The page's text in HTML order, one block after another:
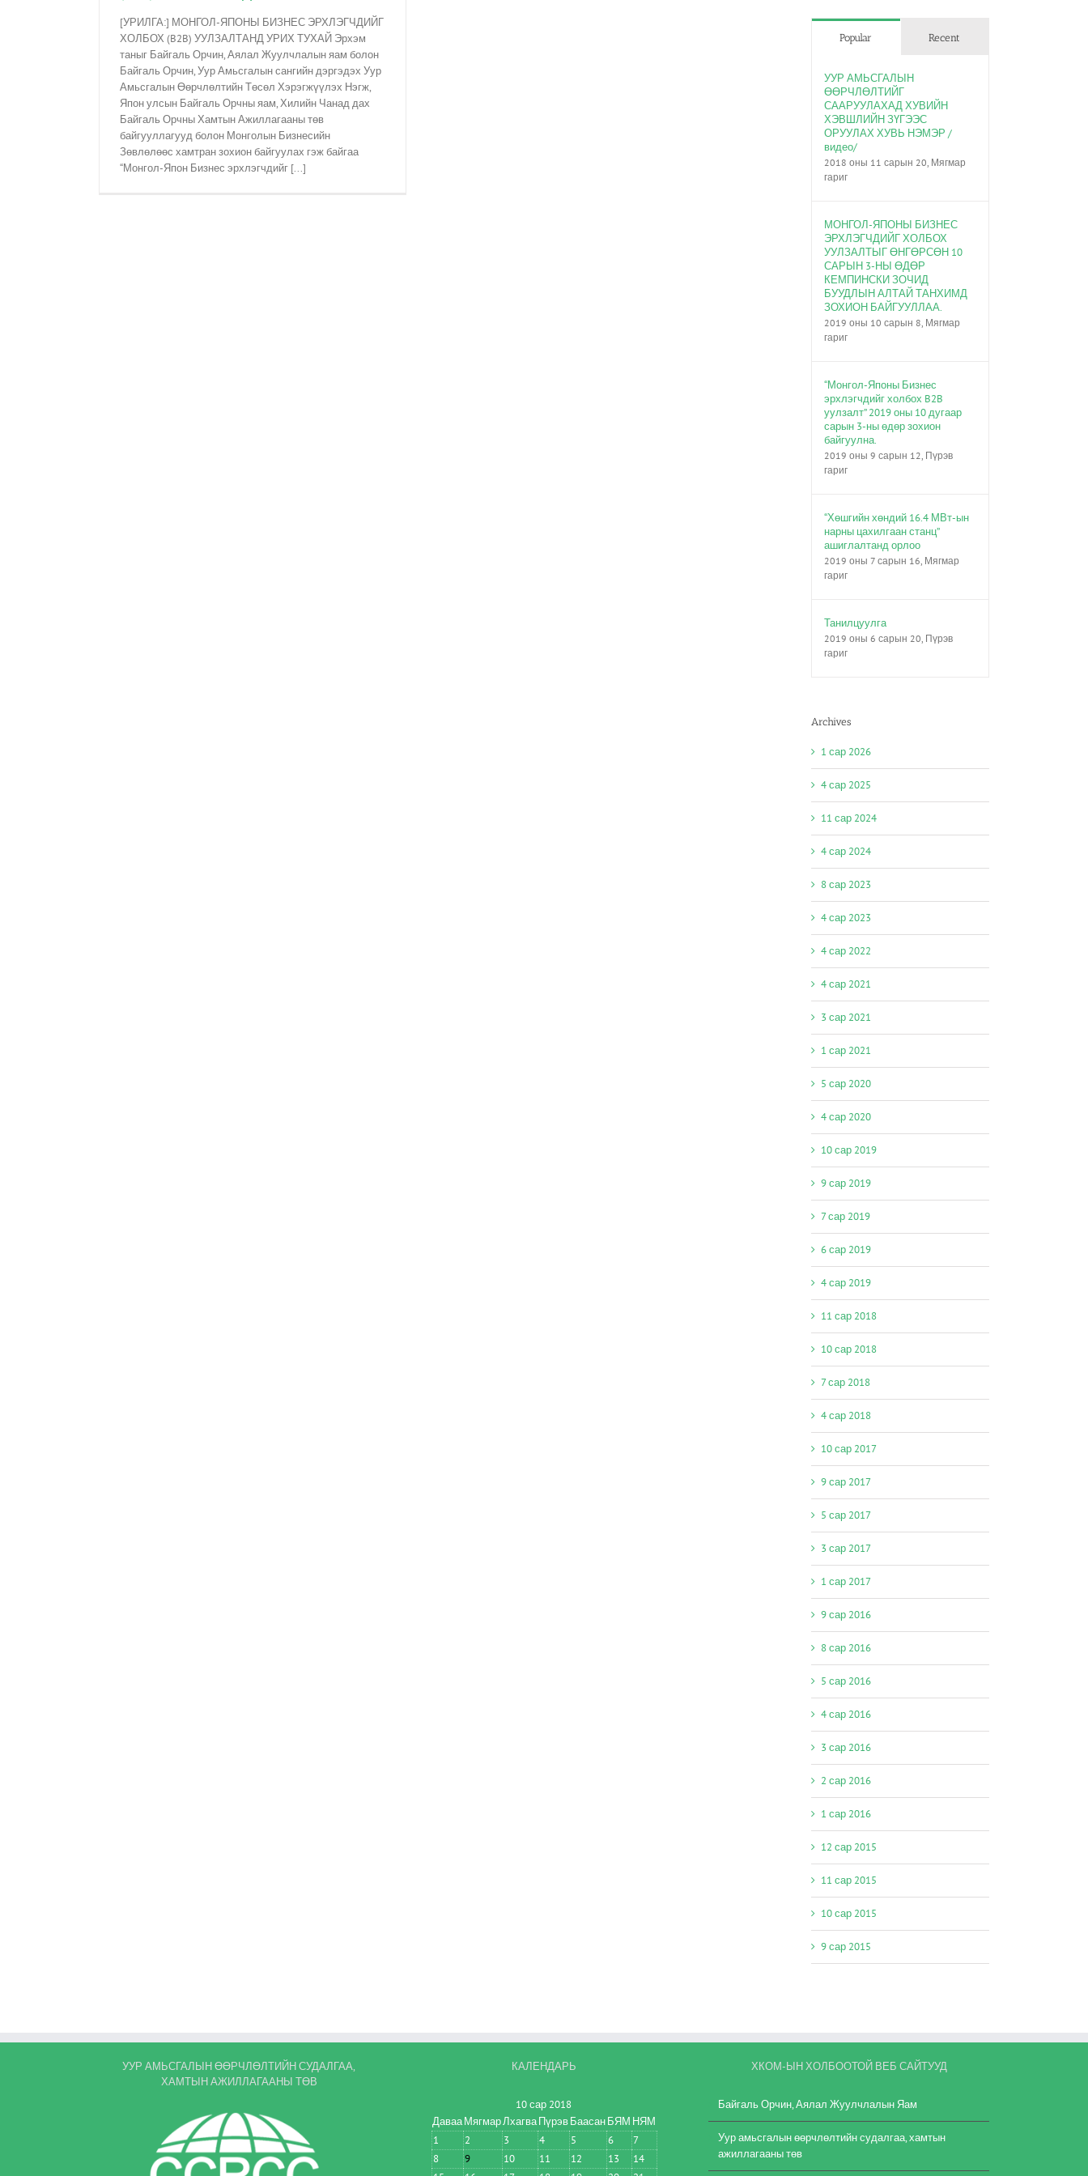
[УРИЛГА:] МОНГОЛ-ЯПОНЫ БИЗНЕС ЭРХЛЭГЧДИЙГ
ХОЛБОХ (B2B) УУЛЗАЛТАНД УРИХ ТУХАЙ Эрхэм
таныг Байгаль Орчин, Аялал Жуулчлалын яам болон
Байгаль Орчин, Уур Амьсгалын сангийн дэргэдэх Уур
Амьсгалын Өөрчлөлтийн Төсөл Хэрэгжүүлэх Нэгж,
Япон улсын Байгаль Орчны яам, Хилийн Чанад дах
Байгаль Орчны Хамтын Ажиллагааны төв
байгууллагууд болон Монголын Бизнесийн
Зөвлөлөөс хамтран зохион байгуулах гэж байгаа
“Монгол-Япон Бизнес эрхлэгчдийг [...]
Popular Recent
УУР АМЬСГАЛЫН
ӨӨРЧЛӨЛТИЙГ
СААРУУЛАХАД ХУВИЙН
ХЭВШЛИЙН ЗҮГЭЭС
ОРУУЛАХ ХУВЬ НЭМЭР /
видео/
2018 оны 11 сарын 20, Мягмар
гариг
МОНГОЛ-ЯПОНЫ БИЗНЕС
ЭРХЛЭГЧДИЙГ ХОЛБОХ
УУЛЗАЛТЫГ ӨНГӨРСӨН 10
САРЫН 3-НЫ ӨДӨР
КЕМПИНСКИ ЗОЧИД
БУУДЛЫН АЛТАЙ ТАНХИМД
ЗОХИОН БАЙГУУЛЛАА.
2019 оны 10 сарын 8, Мягмар
гариг
“Монгол-Японы Бизнес
эрхлэгчдийг холбох B2B
уулзалт” 2019 оны 10 дугаар
сарын 3-ны өдөр зохион
байгуулна.
2019 оны 9 сарын 12, Пүрэв
гариг
“Хөшгийн хөндий 16.4 МВт-ын
нарны цахилгаан станц”
ашиглалтанд орлоо
2019 оны 7 сарын 16, Мягмар
гариг
Танилцуулга
2019 оны 6 сарын 20, Пүрэв
гариг
Archives
1 сар 2026
4 сар 2025
11 сар 2024
4 сар 2024
8 сар 2023
4 сар 2023
4 сар 2022
4 сар 2021
3 сар 2021
1 сар 2021
5 сар 2020
4 сар 2020
10 сар 2019
9 сар 2019
7 сар 2019
6 сар 2019
4 сар 2019
11 сар 2018
10 сар 2018
7 сар 2018
4 сар 2018
10 сар 2017
9 сар 2017
5 сар 2017
3 сар 2017
1 сар 2017
9 сар 2016
8 сар 2016
5 сар 2016
4 сар 2016
3 сар 2016
2 сар 2016
1 сар 2016
12 сар 2015
11 сар 2015
10 сар 2015
9 сар 2015
УУР АМЬСГАЛЫН ӨӨРЧЛӨЛТИЙН СУДАЛГАА,
ХАМТЫН АЖИЛЛАГААНЫ ТӨВ
КАЛЕНДАРЬ
10 сар 2018
Даваа Мягмар Лхагва Пүрэв Баасан БЯМ НЯМ
1 2 3 4 5 6
7
8
9 10 11 12 13
14
ХКОМ-ЫН ХОЛБООТОЙ ВЕБ САЙТУУД
Байгаль Орчин, Аялал Жуулчлалын Яам
Уур амьсгалын өөрчлөлтийн судалгаа, хамтын
ажиллагааны төв